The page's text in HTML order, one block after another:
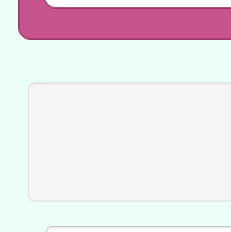
本校
第3次
本校
次招
有關
兒童少